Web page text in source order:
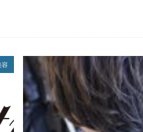
容